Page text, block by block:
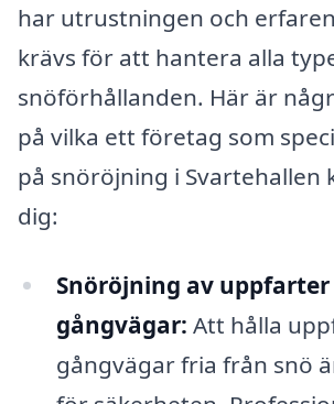
har utrustningen och
krävs för att hantera alla
snöförhållanden. Här är
på vilka ett företag som
på snöröjning i Svartehallen
dig:
Snöröjning av uppfarter
gångvägar: Att hålla
gångvägar fria från snö